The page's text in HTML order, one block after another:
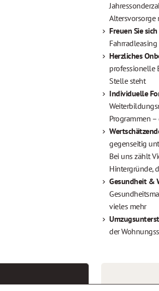
Altersvorsorge
Freuen Sie
Fahrradleasing
Herzliches
professionelle
Stelle steht
Individuelle
Programmen
gegenseitig
Bei uns zählt
Hintergründe,
Gesundheit &
vieles mehr
der